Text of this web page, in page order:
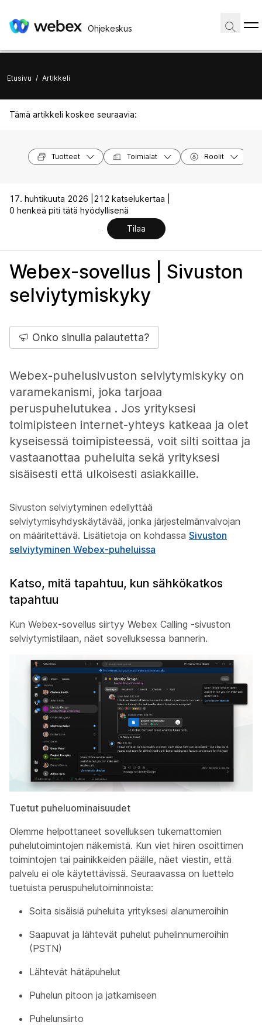
Ohjekeskus
Etusivu / Artikkeli
Tämä artikkeli koskee seuraavia:
Tuotteet Toimialat Roolit
17. huhtikuuta 2026 |
212 katselukertaa |
0 henkeä piti tätä hyödyllisenä
Tilaa
Webex-sovellus | Sivuston
selviytymiskyky
Onko sinulla palautetta?
Webex-puhelusivuston selviytymiskyky on
varamekanismi, joka tarjoaa
peruspuhelutukea . Jos yrityksesi
toimipisteen internet-yhteys katkeaa ja olet
kyseisessä toimipisteessä, voit silti soittaa ja
vastaanottaa puheluita sekä yrityksesi
sisäisesti että ulkoisesti asiakkaille.
Sivuston selviytyminen edellyttää
selviytymisyhdyskäytävää, jonka järjestelmänvalvojan
on määritettävä. Lisätietoja on kohdassa Sivuston
selviytyminen Webex-puheluissa
Katso, mitä tapahtuu, kun sähkökatkos
tapahtuu
Kun Webex-sovellus siirtyy Webex Calling -sivuston
selviytymistilaan, näet sovelluksessa bannerin.
Tuetut puheluominaisuudet
Olemme helpottaneet sovelluksen tukemattomien
puhelutoimintojen näkemistä. Kun viet hiiren osoittimen
toimintojen tai painikkeiden päälle, näet viestin, että
palvelu ei ole käytettävissä. Seuraavassa on luettelo
tuetuista peruspuhelutoiminnoista:
Soita sisäisiä puheluita yrityksesi alanumeroihin
Saapuvat ja lähtevät puhelut puhelinnumeroihin
(PSTN)
Lähtevät hätäpuhelut
Puhelun pitoon ja jatkamiseen
Puhelunsiirto